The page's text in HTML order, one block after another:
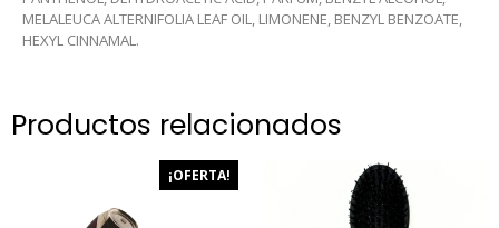
MELALEUCA ALTERNIFOLIA LEAF OIL, LIMONENE, BENZYL BENZOATE,
HEXYL CINNAMAL.
Productos relacionados
¡OFERTA!